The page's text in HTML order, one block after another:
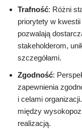
Trafność: Różni
priorytety w
pozwalają
stakeholderom,
szczegółami.
Zgodność:
zapewnienia
i celami
między
realizacją.